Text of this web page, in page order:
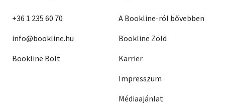
+36 1 235 60 70
info@bookline.hu
Bookline Bolt
A Bookline-ról bővebben
Bookline Zöld
Karrier
Impresszum
Médiaajánlat